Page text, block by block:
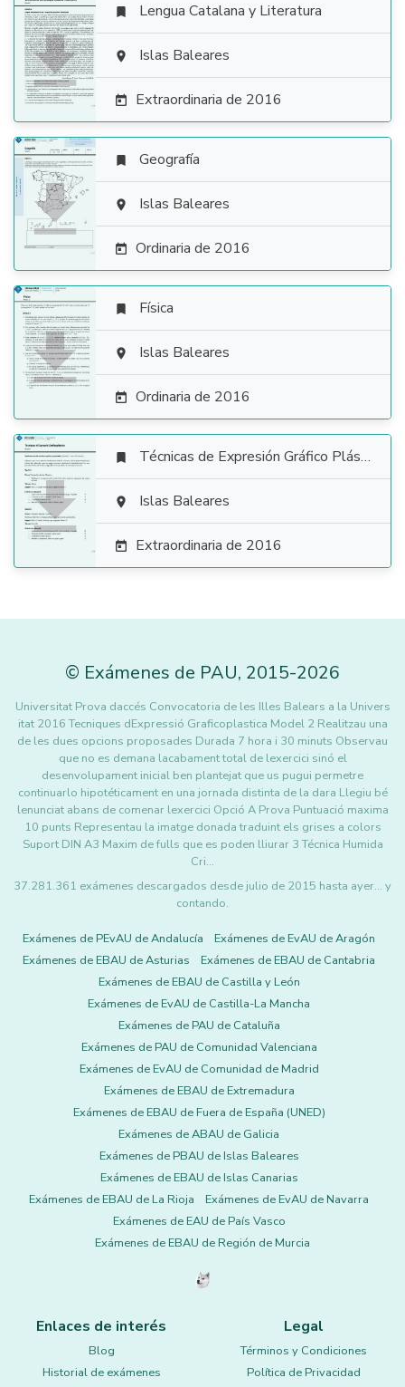

 Lengua Catalana y Literatura
 Islas Baleares
 Extraordinaria de 2016

 Geografía
 Islas Baleares
 Ordinaria de 2016

 Física
 Islas Baleares
 Ordinaria de 2016

 Técnicas de Expresión Gráfico Plástica
 Islas Baleares
 Extraordinaria de 2016
© Exámenes de PAU, 2015-2026
Universitat Prova daccés Convocatoria de les Illes Balears a la Univers
itat 2016 Tecniques dExpressió Graficoplastica Model 2 Realitzau una
de les dues opcions proposades Durada 7 hora i 30 minuts Observau
que no es demana lacabament total de lexercici sinó el
desenvolupament inicial ben plantejat que us pugui permetre
continuarlo hipotéticament en una jornada distinta de la dara Llegiu bé
lenunciat abans de comenar lexercici Opció A Prova Puntuació maxima
10 punts Representau la imatge donada traduint els grises a colors
Suport DIN A3 Maxim de fulls que es poden lliurar 3 Técnica Humida
Cri…
37.281.361 exámenes descargados desde julio de 2015 hasta ayer... y
contando.
Exámenes de PEvAU de Andalucía
Exámenes de EvAU de Aragón
Exámenes de EBAU de Asturias
Exámenes de EBAU de Cantabria
Exámenes de EBAU de Castilla y León
Exámenes de EvAU de Castilla-La Mancha
Exámenes de PAU de Cataluña
Exámenes de PAU de Comunidad Valenciana
Exámenes de EvAU de Comunidad de Madrid
Exámenes de EBAU de Extremadura
Exámenes de EBAU de Fuera de España (UNED)
Exámenes de ABAU de Galicia
Exámenes de PBAU de Islas Baleares
Exámenes de EBAU de Islas Canarias
Exámenes de EBAU de La Rioja
Exámenes de EvAU de Navarra
Exámenes de EAU de País Vasco
Exámenes de EBAU de Región de Murcia
Enlaces de interés
Blog
Historial de exámenes
Legal
Términos y Condiciones
Política de Privacidad